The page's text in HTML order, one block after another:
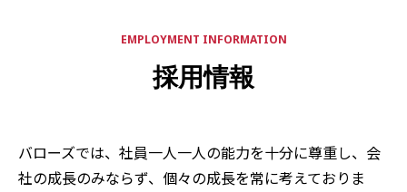
EMPLOYMENT INFORMATION
採用情報
バローズでは、社員一人一人の能力を十分に尊重し、会
社の成長のみならず、個々の成長を常に考えておりま